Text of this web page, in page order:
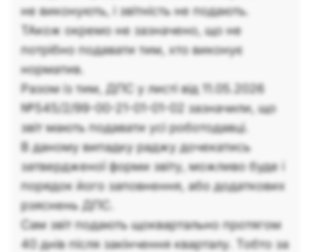
не виконують, і звітність не подають.
ТАкож окремо не зазначено, що не
потрібно подавати тим, хто виконує
норматив.
Разом із тим, ДПС у листі від 11.05.2026
№545/2/99-00-21-01-01-02 зазначили, що
звіт мають подавати усі роботодавці.
В даному випадку раджу дочекатись
затвердженої форми звіту, можливо буде і
порядок його заповнення, або додаткових
рзяснень ДПС.
Сам звіт подають щоквартально протягом
40 днів після закінчення кварталу. Тобто за